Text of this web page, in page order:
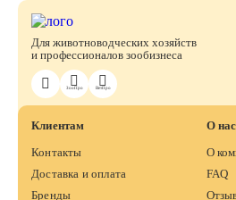
ЗооПро ВетПро
Для животноводческих хозяйств
и профессионалов зообизнеса
Клиентам
Контакты
Доставка и оплата
Бренды
О нас
О
FAQ